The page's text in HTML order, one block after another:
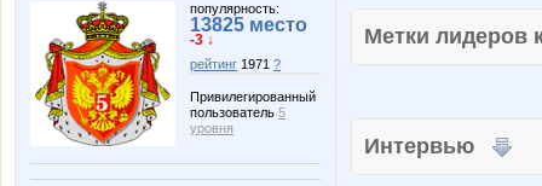
популярность:
13825 место
-3 ↓
рейтинг 1971 ?
Привилегированный
пользователь 5
уровня
Метки
Интервью